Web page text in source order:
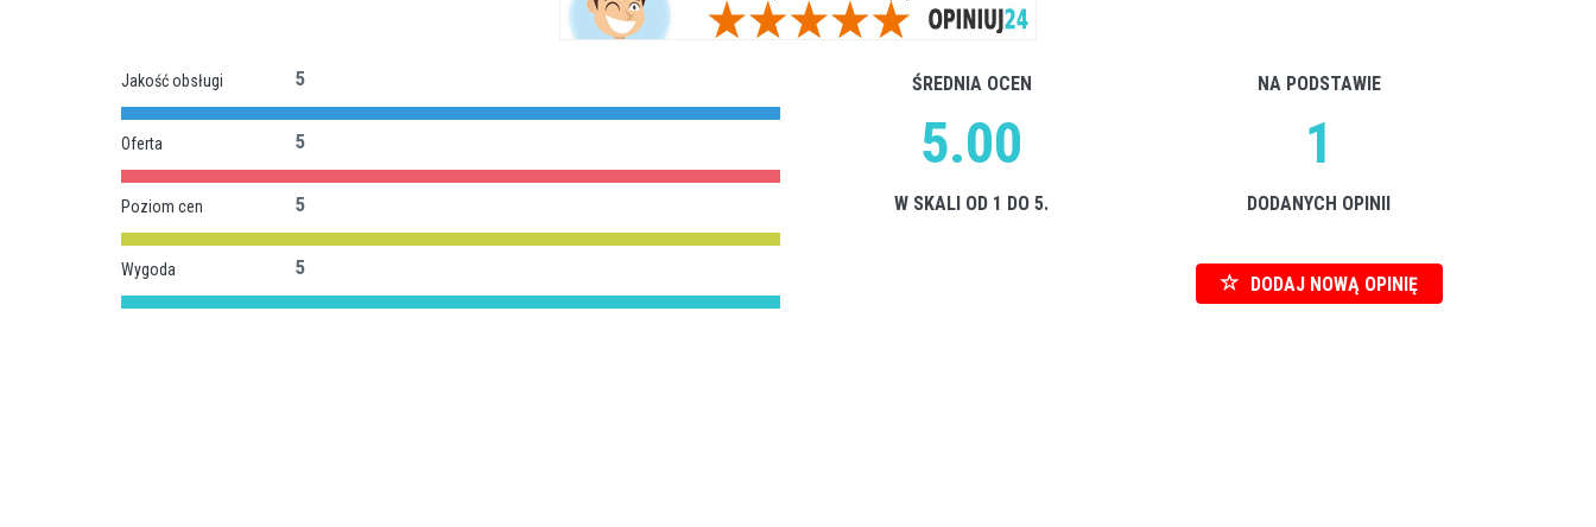
Jakość obsługi 5
Oferta 5
Poziom cen 5
Wygoda 5
ŚREDNIA OCEN
5.00
W SKALI OD 1 DO 5.
NA PODSTAWIE
1
DODANYCH OPINII
DODAJ NOWĄ OPINIĘ